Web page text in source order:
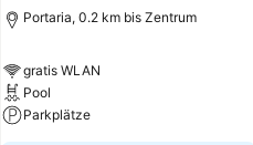
Portaria, 0.2 km bis Zentrum
gratis WLAN
Pool
Parkplätze